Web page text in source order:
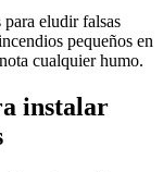
para eludir falsas
pequeños en
cualquier humo.
instalar